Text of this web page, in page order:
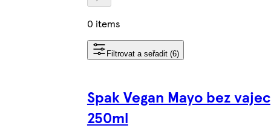
0 items
Filtrovat a seřadit (6)
Spak Vegan Mayo bez vajec
250ml